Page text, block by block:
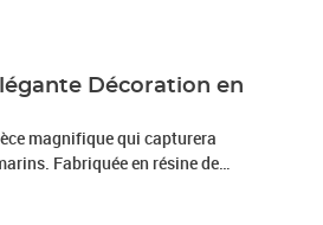
Décoration en
magnifique qui capturera
Fabriquée en résine de
votre intérieur ou